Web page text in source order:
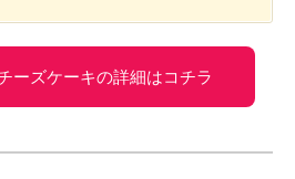
ーズケーキの詳細はコチラ